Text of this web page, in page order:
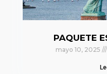
PAQUETE
mayo 10, 2025